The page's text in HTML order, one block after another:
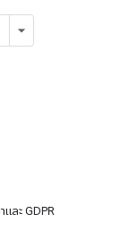
ละ GDPR